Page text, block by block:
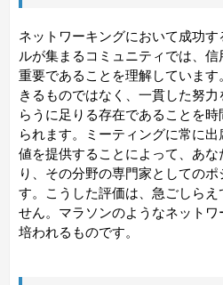
ネットワーキングにおいて成功
ルが集まるコミュニティでは、
重要であることを理解していま
きるものではなく、一貫した努
らうに足りる存在であることを
られます。ミーティングに常に
値を提供することによって、あ
り、その分野の専門家としての
す。こうした評価は、急ごしら
せん。マラソンのようなネット
培われるものです。